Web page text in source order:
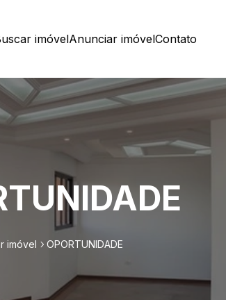
imóvelAnunciar imóvelContato
imóvel OPORTUNIDADE